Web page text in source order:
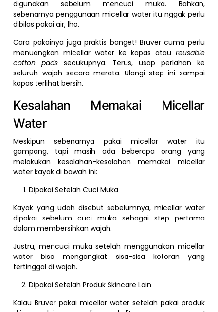
digunakan sebelum mencuci muka. Bahkan,
sebenarnya penggunaan micellar water itu nggak perlu
dibilas pakai air, lho.
Cara pakainya juga praktis banget! Bruver cuma perlu
menuangkan micellar water ke kapas atau reusable
cotton padssecukupnya. Terus, usap perlahan ke
seluruh wajah secara merata. Ulangi step ini sampai
kapas terlihat bersih.
Kesalahan Memakai Micellar
Water
Meskipun sebenarnya pakai micellar water itu
gampang, tapi masih ada beberapa orang yang
melakukan kesalahan-kesalahan memakai micellar
water kayak di bawah ini:
Dipakai Setelah Cuci Muka
Kayak yang udah disebut sebelumnya, micellar water
dipakai sebelum cuci muka sebagai step pertama
dalam membersihkan wajah.
Justru, mencuci muka setelah menggunakan micellar
water bisa mengangkat sisa-sisa kotoran yang
tertinggal di wajah.
Dipakai Setelah Produk Skincare Lain
Kalau Bruver pakai micellar water setelah pakai produk